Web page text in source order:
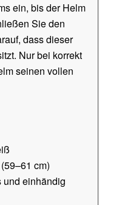
ein, bis der Helm
Sie den
dass dieser
Nur bei korrekt
seinen vollen
cm)
und einhändig